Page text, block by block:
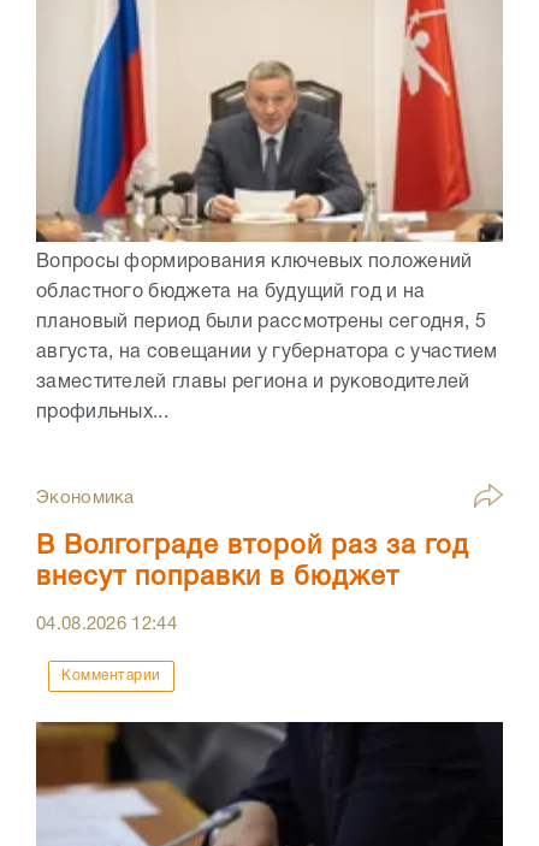
Вопросы формирования ключевых положений
областного бюджета на будущий год и на
плановый период были рассмотрены сегодня, 5
августа, на совещании у губернатора с участием
заместителей главы региона и руководителей
профильных...
Экономика
В Волгограде второй раз за год
внесут поправки в бюджет
04.08.2026 12:44
Комментарии